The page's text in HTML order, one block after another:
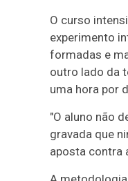
O curso
experimento
formadas e
outro lado da
uma hora por
"O aluno não
gravada que
aposta contra